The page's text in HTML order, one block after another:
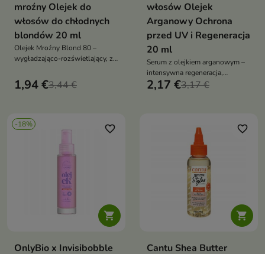
mroźny Olejek do
włosów do chłodnych
blondów 20 ml
Olejek Mroźny Blond 80 –
wygładzająco-rozświetlający, z
rumiankiem i witaminą E,
neutralizacja żółtych tonów,
1,94 €3,44 €
włosów Olejek
Arganowy Ochrona
przed UV i Regeneracja
20 ml
Serum z olejkiem arganowym –
intensywna regeneracja,
wygładzenie i ochrona włosów.
2,17 €3,17 €
-18%

favorite_border
OnlyBio x Invisibobble

favorite_border
Cantu Shea Butter